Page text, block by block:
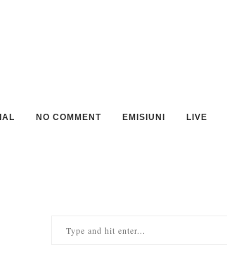
NO COMMENT EMISIUNI LIVE